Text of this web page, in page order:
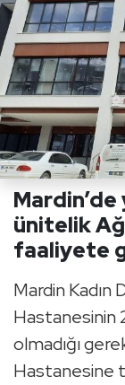
Mardin’de
ünitelik
faaliyete
Mardin Kadın
Hastanesinin
olmadığı
Hastanesine